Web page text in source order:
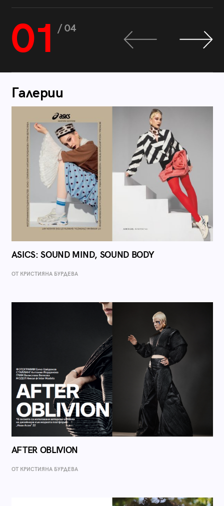
01 / 04
Галерии
ASICS: SOUND MIND, SOUND BODY
ОТ КРИСТИЯНА БУРДЕВА
AFTER OBLIVION
ОТ КРИСТИЯНА БУРДЕВА